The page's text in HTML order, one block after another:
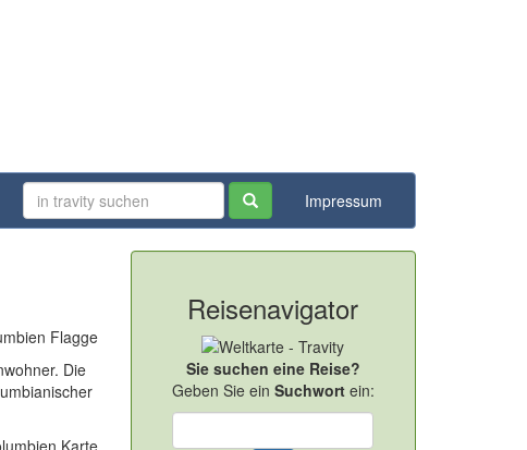
Impressum
Die
Reisenavigator
Sie suchen eine Reise?
Geben Sie ein Suchwortein: